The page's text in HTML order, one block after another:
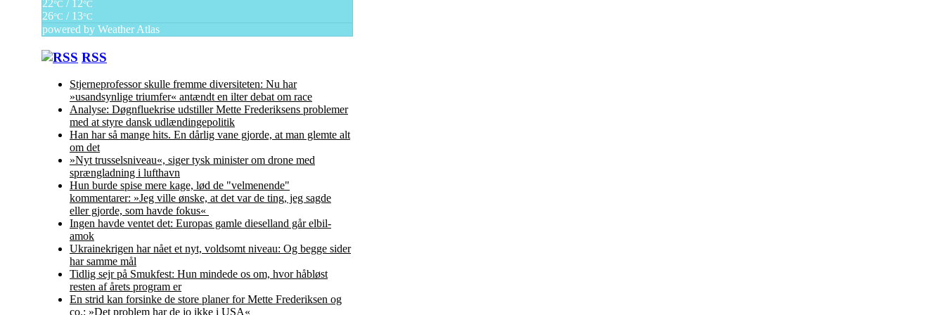
22°C / 12°C
26°C / 13°C
powered by Weather Atlas
RSS
Stjerneprofessor skulle fremme diversiteten: Nu har
»usandsynlige triumfer« antændt en ilter debat om race
Analyse: Døgnfluekrise udstiller Mette Frederiksens problemer
med at styre dansk udlændingepolitik
Han har så mange hits. En dårlig vane gjorde, at man glemte alt
om det
»Nyt trusselsniveau«, siger tysk minister om drone med
sprængladning i lufthavn
Hun burde spise mere kage, lød de "velmenende"
kommentarer: »Jeg ville ønske, at det var de ting, jeg sagde
eller gjorde, som havde fokus«
Ingen havde ventet det: Europas gamle dieselland går elbil-
amok
Ukrainekrigen har nået et nyt, voldsomt niveau: Og begge sider
har samme mål
Tidlig sejr på Smukfest: Hun mindede os om, hvor håbløst
resten af årets program er
En strid kan forsinke de store planer for Mette Frederiksen og
co.: »Det problem har de jo ikke i USA«